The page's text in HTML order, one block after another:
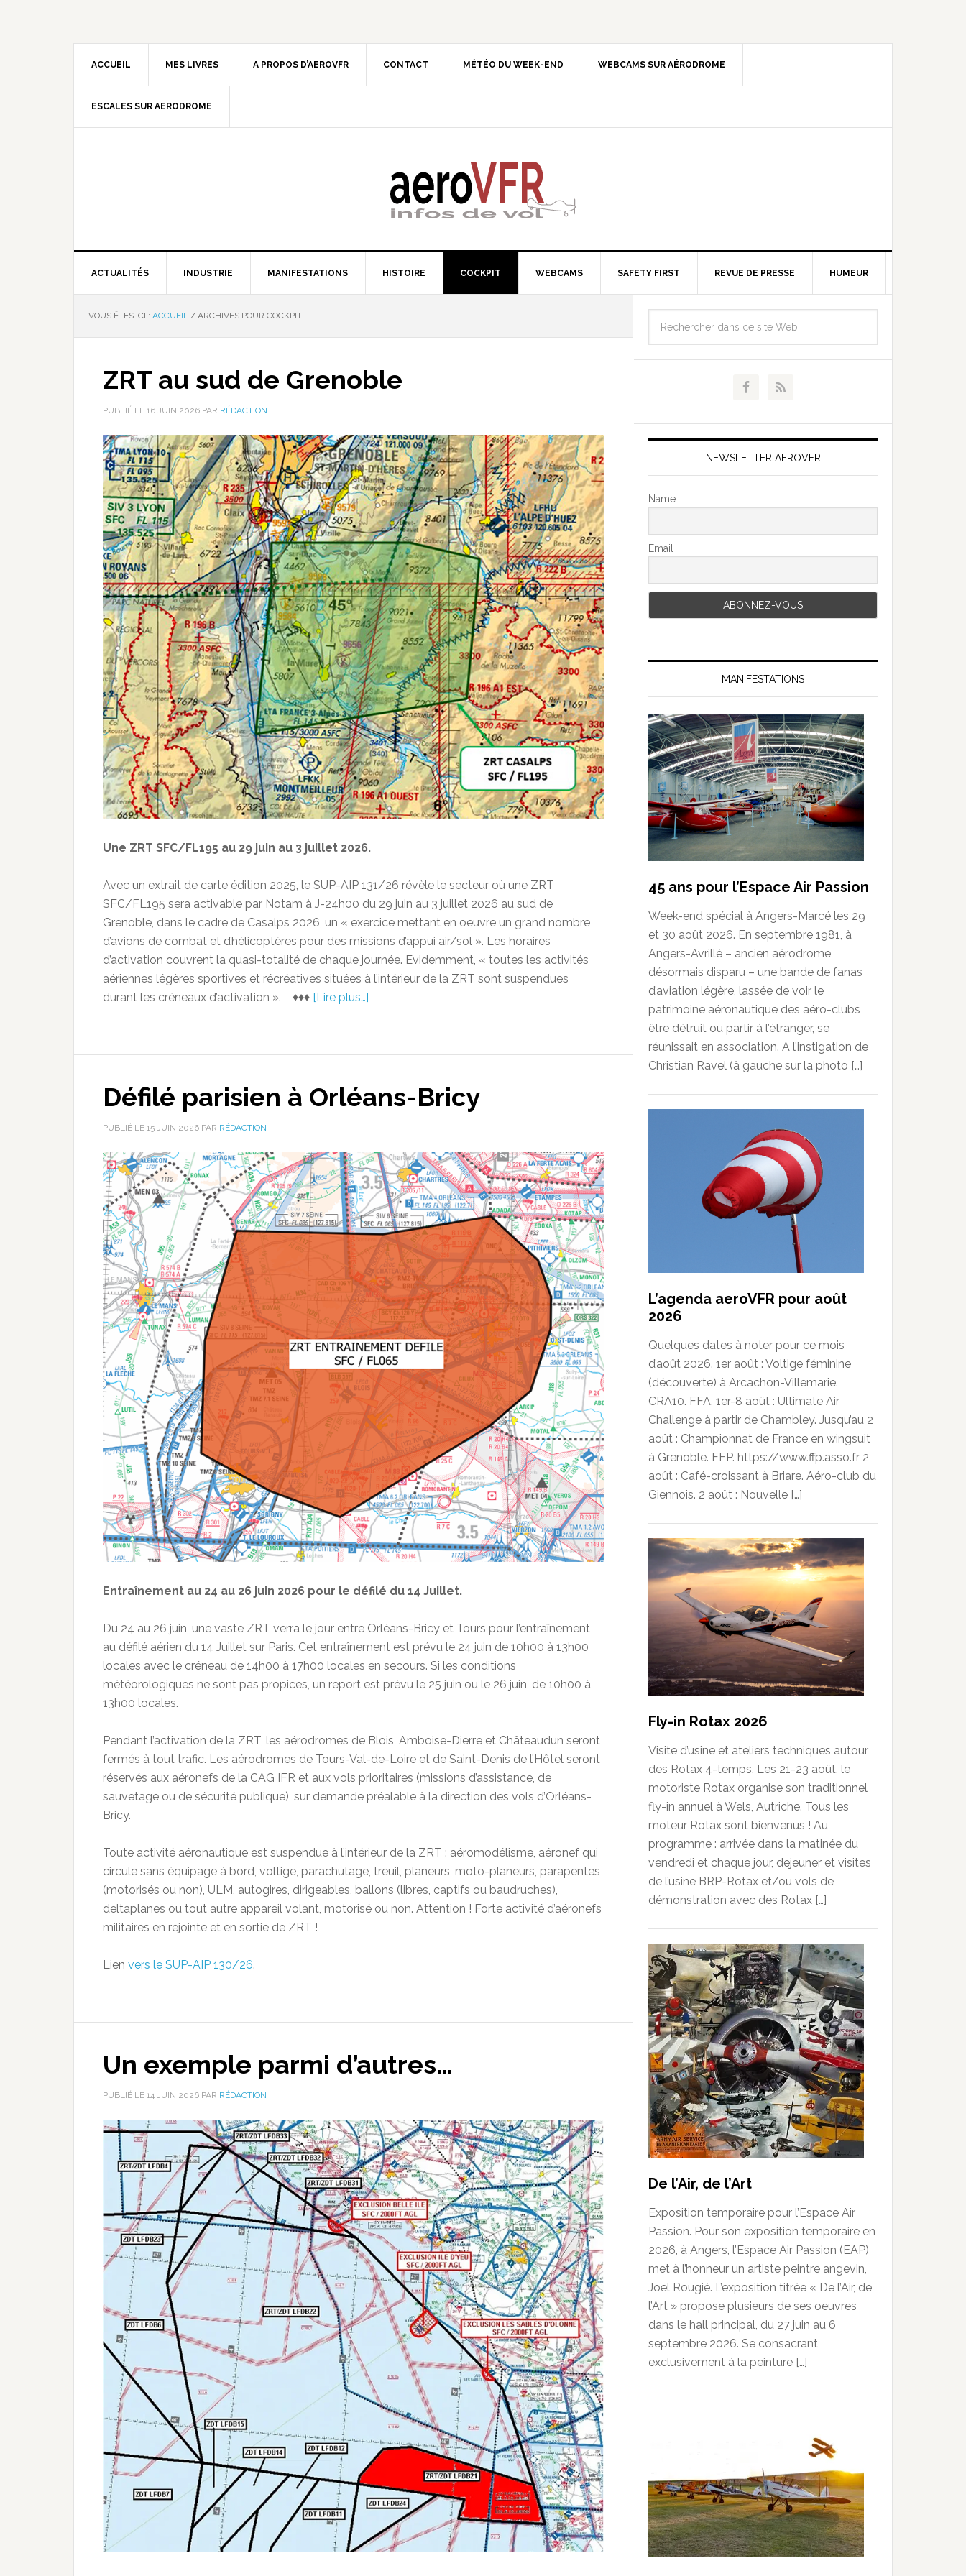
ACCUEIL MES LIVRES A PROPOS D’AEROVFR CONTACT MÉTÉO DU WEEK-END WEBCAMS SUR AÉRODROME
ESCALES SUR AERODROME
ACTUALITÉS INDUSTRIE MANIFESTATIONS HISTOIRE COCKPIT WEBCAMS SAFETY FIRST REVUE DE PRESSE HUMEUR
VOUS ÊTES ICI : ACCUEIL / ARCHIVES POUR COCKPIT
ZRT au sud de Grenoble
PUBLIÉ LE 16 JUIN 2026 PAR RÉDACTION
Une ZRT SFC/FL195 au 29 juin au 3 juillet 2026.
Avec un extrait de carte édition 2025, le SUP-AIP 131/26 révèle le secteur où une ZRT
SFC/FL195 sera activable par Notam à J-24h00 du 29 juin au 3 juillet 2026 au sud de
Grenoble, dans le cadre de Casalps 2026, un « exercice mettant en oeuvre un grand nombre
d’avions de combat et d’hélicoptères pour des missions d’appui air/sol ». Les horaires
d’activation couvrent la quasi-totalité de chaque journée. Evidemment, « toutes les activités
aériennes légères sportives et récréatives situées à l’intérieur de la ZRT sont suspendues
durant les créneaux d’activation ». ♦♦♦ [Lire plus…]
Défilé parisien à Orléans-Bricy
PUBLIÉ LE 15 JUIN 2026 PAR RÉDACTION
Entraînement au 24 au 26 juin 2026 pour le défilé du 14 Juillet.
Du 24 au 26 juin, une vaste ZRT verra le jour entre Orléans-Bricy et Tours pour l’entraînement
au défilé aérien du 14 Juillet sur Paris. Cet entraînement est prévu le 24 juin de 10h00 à 13h00
locales avec le créneau de 14h00 à 17h00 locales en secours. Si les conditions
météorologiques ne sont pas propices, un report est prévu le 25 juin ou le 26 juin, de 10h00 à
13h00 locales.
Pendant l’activation de la ZRT, les aérodromes de Blois, Amboise-Dierre et Châteaudun seront
fermés à tout trafic. Les aérodromes de Tours-Val-de-Loire et de Saint-Denis de l’Hôtel seront
réservés aux aéronefs de la CAG IFR et aux vols prioritaires (missions d’assistance, de
sauvetage ou de sécurité publique), sur demande préalable à la direction des vols d’Orléans-
Bricy.
Toute activité aéronautique est suspendue à l’intérieur de la ZRT : aéromodélisme, aéronef qui
circule sans équipage à bord, voltige, parachutage, treuil, planeurs, moto-planeurs, parapentes
(motorisés ou non), ULM, autogires, dirigeables, ballons (libres, captifs ou baudruches),
deltaplanes ou tout autre appareil volant, motorisé ou non. Attention ! Forte activité d’aéronefs
militaires en rejointe et en sortie de ZRT !
Lien vers le SUP-AIP 130/26.
Un exemple parmi d’autres…
PUBLIÉ LE 14 JUIN 2026 PAR RÉDACTION
NEWSLETTER AEROVFR
Name
Email
MANIFESTATIONS
45 ans pour l’Espace Air Passion
Week-end spécial à Angers-Marcé les 29
et 30 août 2026. En septembre 1981, à
Angers-Avrillé – ancien aérodrome
désormais disparu – une bande de fanas
d’aviation légère, lassée de voir le
patrimoine aéronautique des aéro-clubs
être détruit ou partir à l’étranger, se
réunissait en association. A l’instigation de
Christian Ravel (à gauche sur la photo […]
L’agenda aeroVFR pour août
2026
Quelques dates à noter pour ce mois
d’août 2026. 1er août : Voltige féminine
(découverte) à Arcachon-Villemarie.
CRA10. FFA. 1er-8 août : Ultimate Air
Challenge à partir de Chambley. Jusqu’au 2
août : Championnat de France en wingsuit
à Grenoble. FFP. https://www.ffp.asso.fr 2
août : Café-croissant à Briare. Aéro-club du
Giennois. 2 août : Nouvelle […]
Fly-in Rotax 2026
Visite d’usine et ateliers techniques autour
des Rotax 4-temps. Les 21-23 août, le
motoriste Rotax organise son traditionnel
fly-in annuel à Wels, Autriche. Tous les
moteur Rotax sont bienvenus ! Au
programme : arrivée dans la matinée du
vendredi et chaque jour, dejeuner et visites
de l’usine BRP-Rotax et/ou vols de
démonstration avec des Rotax […]
De l’Air, de l’Art
Exposition temporaire pour l’Espace Air
Passion. Pour son exposition temporaire en
2026, à Angers, l’Espace Air Passion (EAP)
met à l’honneur un artiste peintre angevin,
Joël Rougié. L’exposition titrée « De l’Air, de
l’Art » propose plusieurs de ses oeuvres
dans le hall principal, du 27 juin au 6
septembre 2026. Se consacrant
exclusivement à la peinture […]